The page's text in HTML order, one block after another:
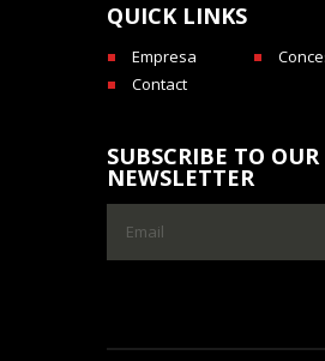
QUICK LINKS
Empresa
Contact
SUBSCRIBE TO OUR
NEWSLETTER